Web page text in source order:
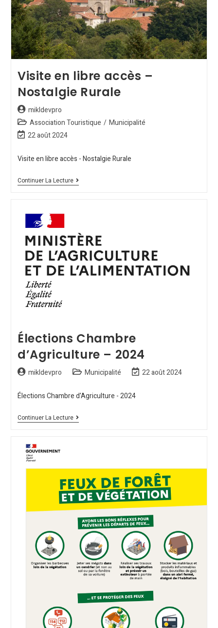
Visite en libre accès –
Nostalgie Rurale
mikldevpro
Association Touristique / Municipalité
22 août 2024
Visite en libre accès - Nostalgie Rurale
Continuer La Lecture
Élections Chambre
d’Agriculture – 2024
mikldevpro Municipalité 22 août 2024
Élections Chambre d'Agriculture - 2024
Continuer La Lecture